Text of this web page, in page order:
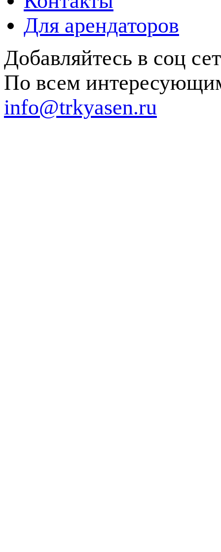
Для арендаторов
Добавляйтесь в соц
По всем
info@trkyasen.ru